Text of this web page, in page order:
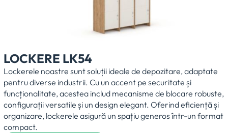
LOCKERE LK54
Lockerele noastre sunt soluții ideale de depozitare, adaptate
pentru diverse industrii. Cu un accent pe securitate și
funcționalitate, acestea includ mecanisme de blocare robuste,
configurații versatile și un design elegant. Oferind eficiență și
organizare, lockerele asigură un spațiu generos într-un format
compact.